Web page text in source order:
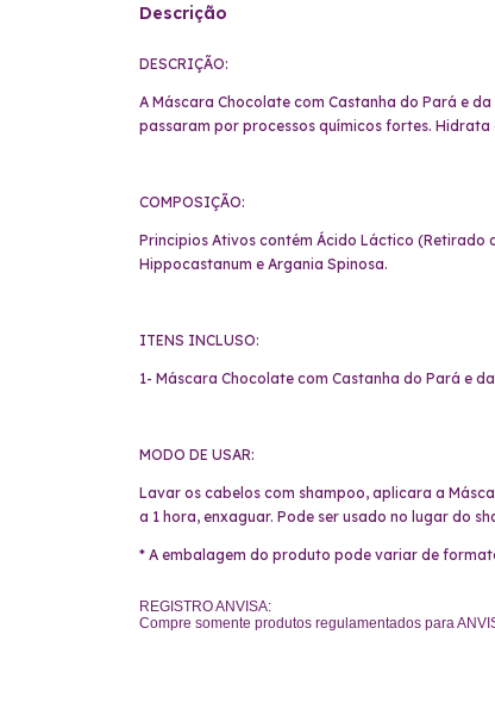
Descrição
DESCRIÇÃO:
A Máscara Chocolate com Castanha do Pará e
passaram por processos químicos fortes.
COMPOSIÇÃO:
Principios Ativos contém Ácido Láctico (Retirado
Hippocastanum e Argania Spinosa.
ITENS INCLUSO:
1- Máscara Chocolate com Castanha do Pará e
MODO DE USAR:
Lavar os cabelos com shampoo, aplicara a
a 1 hora, enxaguar. Pode ser usado no lugar do
* A embalagem do produto pode variar de
REGISTRO ANVISA:
Compre somente produtos regulamentados para